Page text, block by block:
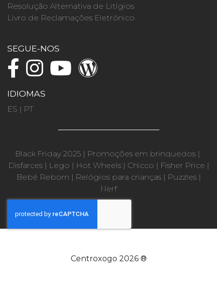
Resolução Alternativa de Litígios
Livro de Reclamações Eletrónico
SEGUE-NOS
IDIOMAS
ES | PT
Black Friday 2025 | Promoções em brinquedos |
Disfarces| Lego | Hot Wheels| Chicco | Fisher Price |
Bebé Reborn | Relógios para crianças| Puzzles|
Nerf
Centroxogo 2026 ®